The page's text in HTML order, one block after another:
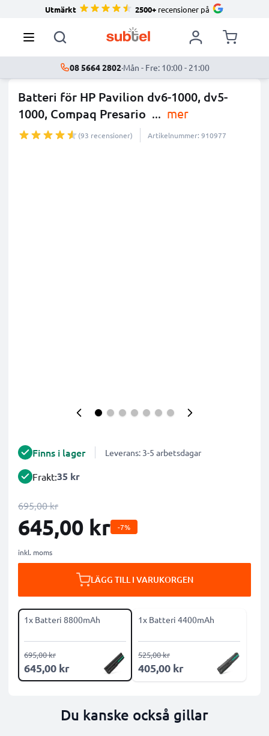
Utmärkt 2500+ recensioner på
08 5664 2802·Mån - Fre: 10:00 - 21:00
Batteri för HP Pavilion dv6-1000, dv5-
1000, Compaq Presario ... mer
(93 recensioner) Artikelnummer: 910977
Finns i lager Leverans: 3-5 arbetsdagar
Frakt:35 kr
695,00 kr
645,00 kr -7%
inkl. moms
LÄGG TILL I VARUKORGEN
1x Batteri 8800mAh
645,00 kr
695,00 kr
1x Batteri 4400mAh
405,00 kr
525,00 kr
Du kanske också gillar